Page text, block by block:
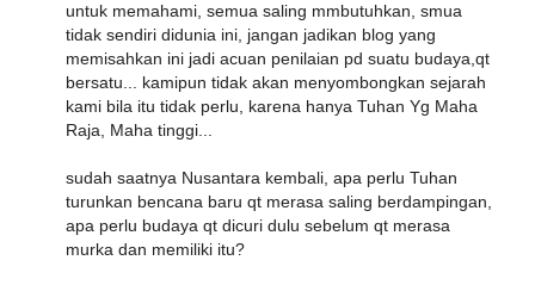
untuk memahami, semua saling mmbutuhkan, smua
tidak sendiri didunia ini, jangan jadikan blog yang
memisahkan ini jadi acuan penilaian pd suatu budaya,qt
bersatu... kamipun tidak akan menyombongkan sejarah
kami bila itu tidak perlu, karena hanya Tuhan Yg Maha
Raja, Maha tinggi...
sudah saatnya Nusantara kembali, apa perlu Tuhan
turunkan bencana baru qt merasa saling berdampingan,
apa perlu budaya qt dicuri dulu sebelum qt merasa
murka dan memiliki itu?